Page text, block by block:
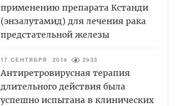
применению препарата Кстанди
(энзалутамид) для лечения рака
предстательной железы
17 СЕНТЯБРЯ 2019 2933
Антиретровирусная терапия
длительного действия была
успешно испытана в клинических